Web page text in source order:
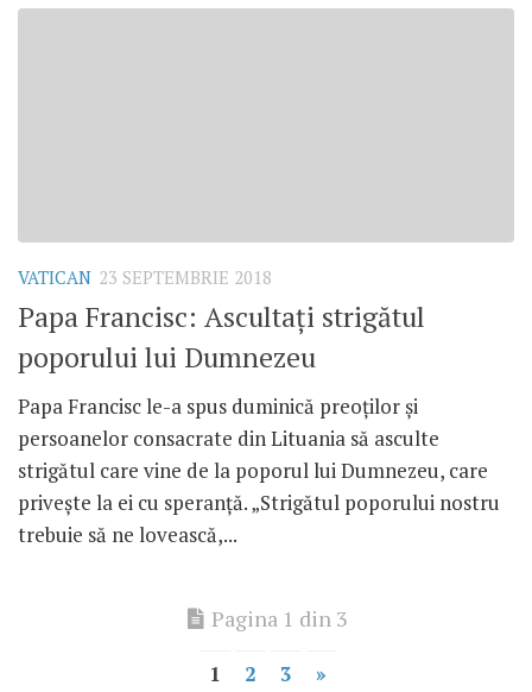
VATICAN 23 SEPTEMBRIE 2018
Papa Francisc: Ascultați strigătul
poporului lui Dumnezeu
Papa Francisc le-a spus duminică preoților și
persoanelor consacrate din Lituania să asculte
strigătul care vine de la poporul lui Dumnezeu, care
privește la ei cu speranță. „Strigătul poporului nostru
trebuie să ne lovească,...
Pagina 1 din 3
1 2 3 »